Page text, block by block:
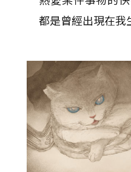
都是曾經出現在我